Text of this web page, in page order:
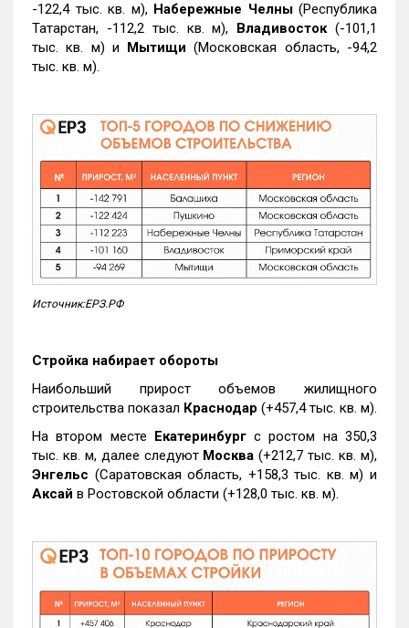
-122,4 тыс. кв. м), Набережные Челны(Республика
Татарстан, -112,2 тыс. кв. м), Владивосток(-101,1
тыс. кв. м) и Мытищи (Московская область, -94,2
тыс. кв. м).
Источник:ЕРЗ.РФ
Стройка набирает обороты
Наибольший прирост объемов жилищного
строительства показал Краснодар (+457,4 тыс. кв. м).
На втором месте
Екатеринбургс ростом на 350,3
тыс. кв. м, далее следуют Москва (+212,7 тыс. кв. м),
Энгельс (Саратовская область, +158,3 тыс. кв. м) и
Аксай в Ростовской области (+128,0 тыс. кв. м).